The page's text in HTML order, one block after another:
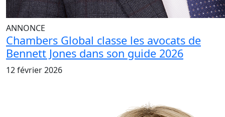
ANNONCE
Chambers Global classe les avocats de
Bennett Jones dans son guide 2026
12 février 2026